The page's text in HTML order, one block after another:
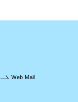
Web Mail